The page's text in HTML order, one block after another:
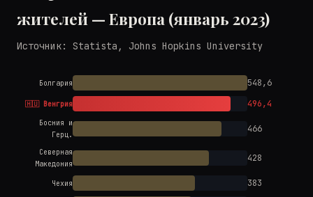
жителей — Европа (январь 2023)
Источник: Statista, Johns Hopkins University
Болгария 548,6
🇭🇺 Венгрия 496,4
Босния и
Герц.
466
Северная
Македония
428
Чехия 383